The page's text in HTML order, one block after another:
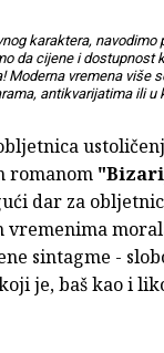
karaktera, navodimo
da cijene i dostupnost
Moderna vremena više
antikvarijatima ili u
romanom
dar za
sintagme -
je, baš kao i